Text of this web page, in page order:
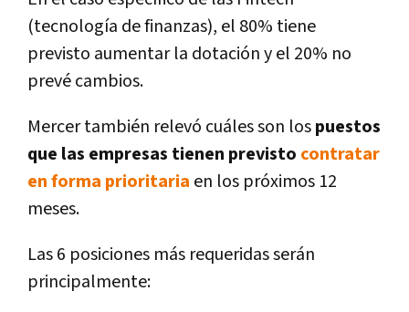
(tecnología de finanzas), el 80% tiene
previsto aumentar la dotación y el 20% no
prevé cambios.
Mercer también relevó cuáles son lospuestos
que las empresas tienen previsto contratar
en forma prioritaria en los próximos 12
meses.
Las 6 posiciones más requeridas serán
principalmente: